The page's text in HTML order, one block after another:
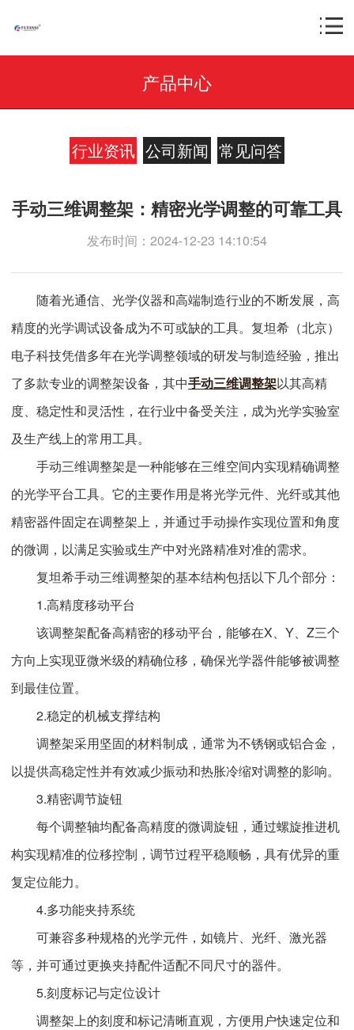
产品中心
行业资讯 公司新闻 常见问答
手动三维调整架：精密光学调整的可靠工具
发布时间：2024-12-23 14:10:54
随着光通信、光学仪器和高端制造行业的不断发展，高
精度的光学调试设备成为不可或缺的工具。复坦希（北京）
电子科技凭借多年在光学调整领域的研发与制造经验，推出
了多款专业的调整架设备，其中手动三维调整架以其高精
度、稳定性和灵活性，在行业中备受关注，成为光学实验室
及生产线上的常用工具。
手动三维调整架是一种能够在三维空间内实现精确调整
的光学平台工具。它的主要作用是将光学元件、光纤或其他
精密器件固定在调整架上，并通过手动操作实现位置和角度
的微调，以满足实验或生产中对光路精准对准的需求。
复坦希手动三维调整架的基本结构包括以下几个部分：
1.高精度移动平台
该调整架配备高精密的移动平台，能够在X、Y、Z三个
方向上实现亚微米级的精确位移，确保光学器件能够被调整
到最佳位置。
2.稳定的机械支撑结构
调整架采用坚固的材料制成，通常为不锈钢或铝合金，
以提供高稳定性并有效减少振动和热胀冷缩对调整的影响。
3.精密调节旋钮
每个调整轴均配备高精度的微调旋钮，通过螺旋推进机
构实现精准的位移控制，调节过程平稳顺畅，具有优异的重
复定位能力。
4.多功能夹持系统
可兼容多种规格的光学元件，如镜片、光纤、激光器
等，并可通过更换夹持配件适配不同尺寸的器件。
5.刻度标记与定位设计
调整架上的刻度和标记清晰直观，方便用户快速定位和